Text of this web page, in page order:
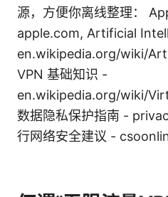
源，方便你离线整理：
apple.com, Artificial
en.wikipedia.org/wiki/
VPN 基础知识 -
en.wikipedia.org/wiki/
数据隐私保护指南 -
行网络安全建议 -